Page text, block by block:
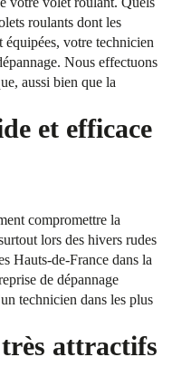
roulants dont les
équipées, votre technicien
Nous effectuons
aussi bien que la
et efficace
compromettre la
lors des hivers rudes
Hauts-de-France dans la
de dépannage
technicien dans les plus
attractifs